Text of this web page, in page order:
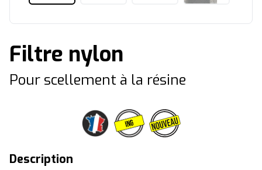
Filtre nylon
Pour scellement à la résine
Description